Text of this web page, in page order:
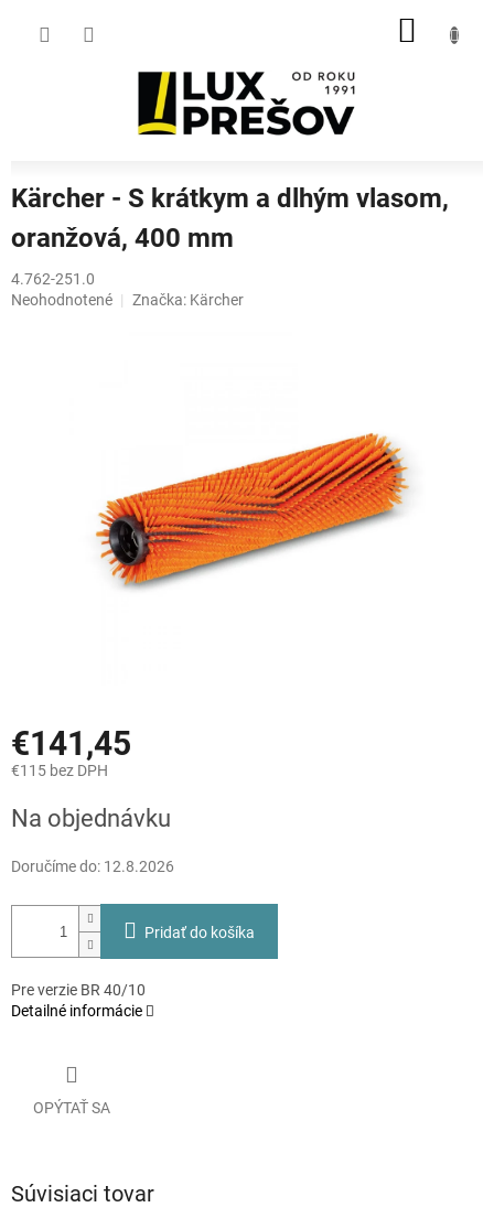
Kärcher - S krátkym a dlhým vlasom,
oranžová, 400 mm
4.762-251.0
Priemerné
Neohodnotené Značka: Kärcher
€141,45
€115 bez DPH
cena:
Na objednávku
Doručíme do: 12.8.2026
Pridať do košíka
Pre verzie BR 40/10
Detailné informácie
OPÝTAŤ SA
Súvisiaci tovar